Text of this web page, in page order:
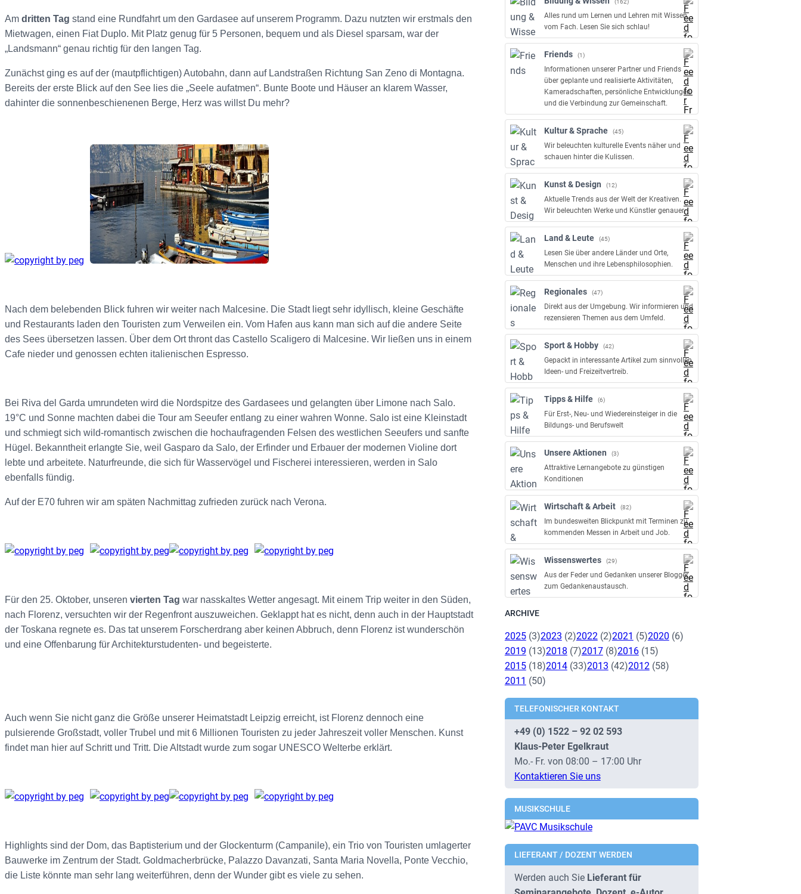
Am dritten Tag stand eine Rundfahrt um den Gardasee auf unserem Programm. Dazu nutzten wir erstmals den
Mietwagen, einen Fiat Duplo. Mit Platz genug für 5 Personen, bequem und als Diesel sparsam, war der
„Landsmann“ genau richtig für den langen Tag.
Zunächst ging es auf der (mautpflichtigen) Autobahn, dann auf Landstraßen Richtung San Zeno di Montagna.
Bereits der erste Blick auf den See lies die „Seele aufatmen“. Bunte Boote und Häuser an klarem Wasser,
dahinter die sonnenbeschienenen Berge, Herz was willst Du mehr?
Nach dem belebenden Blick fuhren wir weiter nach Malcesine. Die Stadt liegt sehr idyllisch, kleine Geschäfte
und Restaurants laden den Touristen zum Verweilen ein. Vom Hafen aus kann man sich auf die andere Seite
des Sees übersetzen lassen. Über dem Ort thront das Castello Scaligero di Malcesine. Wir ließen uns in einem
Cafe nieder und genossen echten italienischen Espresso.
Bei Riva del Garda umrundeten wird die Nordspitze des Gardasees und gelangten über Limone nach Salo.
19°C und Sonne machten dabei die Tour am Seeufer entlang zu einer wahren Wonne. Salo ist eine Kleinstadt
und schmiegt sich wild-romantisch zwischen die hochaufragenden Felsen des westlichen Seeufers und sanfte
Hügel. Bekanntheit erlangte Sie, weil Gasparo da Salo, der Erfinder und Erbauer der modernen Violine dort
lebte und arbeitete. Naturfreunde, die sich für Wasservögel und Fischerei interessieren, werden in Salo
ebenfalls fündig.
Auf der E70 fuhren wir am späten Nachmittag zufrieden zurück nach Verona.
Für den 25. Oktober, unseren vierten Tag war nasskaltes Wetter angesagt. Mit einem Trip weiter in den Süden,
nach Florenz, versuchten wir der Regenfront auszuweichen. Geklappt hat es nicht, denn auch in der Hauptstadt
der Toskana regnete es. Das tat unserem Forscherdrang aber keinen Abbruch, denn Florenz ist wunderschön
und eine Offenbarung für Architekturstudenten- und begeisterte.
Auch wenn Sie nicht ganz die Größe unserer Heimatstadt Leipzig erreicht, ist Florenz dennoch eine
pulsierende Großstadt, voller Trubel und mit 6 Millionen Touristen zu jeder Jahreszeit voller Menschen. Kunst
findet man hier auf Schritt und Tritt. Die Altstadt wurde zum sogar UNESCO Welterbe erklärt.
Highlights sind der Dom, das Baptisterium und der Glockenturm (Campanile), ein Trio von Touristen umlagerter
Bauwerke im Zentrum der Stadt. Goldmacherbrücke, Palazzo Davanzati, Santa Maria Novella, Ponte Vecchio,
die Liste könnte man sehr lang weiterführen, denn der Wunder gibt es viele zu sehen.
(162)
Alles rund um Lernen und Lehren mit Wissen
vom Fach. Lesen Sie sich schlau!
Friends (1)
Informationen unserer Partner und Friends
über geplante und realisierte Aktivitäten,
Kameradschaften, persönliche Entwicklungen
und die Verbindung zur Gemeinschaft.
Kultur & Sprache (45)
Wir beleuchten kulturelle Events näher und
schauen hinter die Kulissen.
Kunst & Design (12)
Aktuelle Trends aus der Welt der Kreativen.
Wir beleuchten Werke und Künstler genauer.
Land & Leute (45)
Lesen Sie über andere Länder und Orte,
Menschen und ihre Lebensphilosophien.
Regionales (47)
Direkt aus der Umgebung. Wir informieren und
rezensieren Themen aus dem Umfeld.
Sport & Hobby (42)
Gepackt in interessante Artikel zum sinnvollen
Ideen- und Freizeitvertreib.
Tipps & Hilfe (6)
Für Erst-, Neu- und Wiedereinsteiger in die
Bildungs- und Berufswelt
Unsere Aktionen (3)
Attraktive Lernangebote zu günstigen
Konditionen
Wirtschaft & Arbeit (82)
Im bundesweiten Blickpunkt mit Terminen zu
kommenden Messen in Arbeit und Job.
Wissenswertes (29)
Aus der Feder und Gedanken unserer Blogger
zum Gedankenaustausch.
ARCHIVE
2025(3)2023 (2)2022(2)2021 (5)2020 (6)
2019 (13)2018 (7)2017(8)2016(15)
2015(18)2014(33)2013 (42)2012(58)
2011 (50)
TELEFONISCHER KONTAKT
+49 (0) 1522 – 92 02 593
Klaus-Peter Egelkraut
Mo.- Fr. von 08:00 – 17:00 Uhr
Kontaktieren Sie uns
MUSIKSCHULE
LIEFERANT / DOZENT WERDEN
Werden auch Sie Lieferant für